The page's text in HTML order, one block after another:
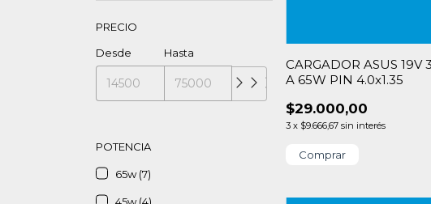
PRECIO
Desde
Hasta
POTENCIA
65w (7)
CARGADOR ASUS 19V
A 65W PIN 4.0x1.35
$29.000,00
3 x $9.666,67 sin interés